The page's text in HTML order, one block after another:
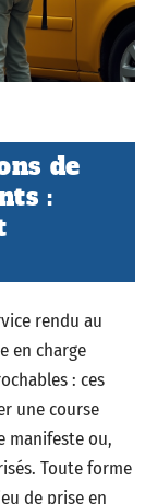
de
:
rendu au
en charge
: ces
une course
manifeste ou,
Toute forme
de prise en